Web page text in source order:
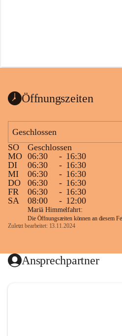
Öffnungszeiten
Geschlossen
SO
Geschlossen
MO 06:30 - 16:30
DI
06:30 - 16:30
MI
06:30 - 16:30
DO
06:30 - 16:30
FR
06:30 - 16:30
SA
08:00 - 12:00
Mariä Himmelfahrt:
Die Öffnungszeiten können an diesem
Zuletzt bearbeitet: 13.11.2024
Ansprechpartner